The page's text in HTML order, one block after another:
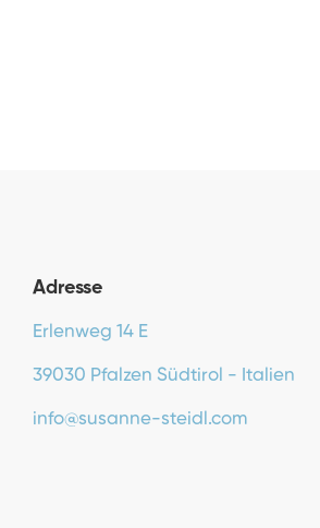
Adresse
Erlenweg 14 E
39030 Pfalzen Südtirol - Italien
info@susanne-steidl.com